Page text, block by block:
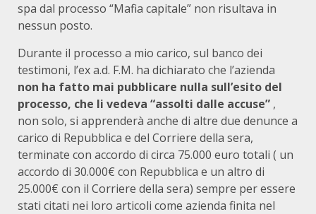
spa dal processo “Mafia capitale” non risultava in
nessun posto.
Durante il processo a mio carico, sul banco dei
testimoni, l’ex a.d. F.M. ha dichiarato che l’azienda
non ha fatto mai pubblicare nulla sull’esito del
processo, che li vedeva “assolti dalle accuse” ,
non solo, si apprenderà anche di altre due denunce a
carico di Repubblica e del Corriere della sera,
terminate con accordo di circa 75.000 euro totali ( un
accordo di 30.000€ con Repubblica e un altro di
25.000€ con il Corriere della sera) sempre per essere
stati citati nei loro articoli come azienda finita nel